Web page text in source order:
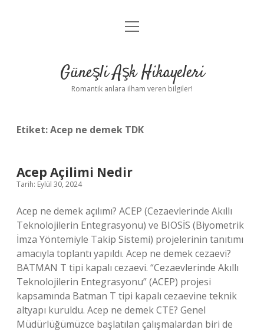
Anasayfa
Yasal Uyarı
menüyü
Güneşli Aşk Hikayeleri
Romantik anlara ilham veren bilgiler!
Etiket:Acep ne demek TDK
Acep Açilimi Nedir
Tarih: Eylül 30, 2024
Acep ne demek açılımı? ACEP (Cezaevlerinde Akıllı
Teknolojilerin Entegrasyonu) ve BIOSİS (Biyometrik
İmza Yöntemiyle Takip Sistemi) projelerinin tanıtımı
amacıyla toplantı yapıldı. Acep ne demek cezaevi?
BATMAN T tipi kapalı cezaevi. “Cezaevlerinde Akıllı
Teknolojilerin Entegrasyonu” (ACEP) projesi
kapsamında Batman T tipi kapalı cezaevine teknik
altyapı kuruldu. Acep ne demek CTE? Genel
Müdürlüğümüzce başlatılan çalışmalardan biri de